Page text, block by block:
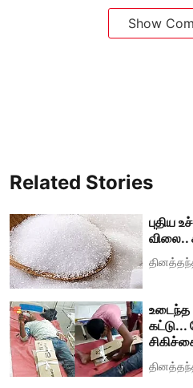
Show
Related Stories
புதிய
உடைந்த
கட்டு...